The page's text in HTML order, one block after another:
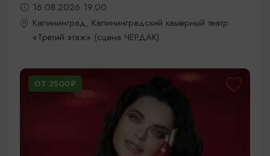
16.08.2026 19.00
Калининград, Калининградский камерный театр
«Третий этаж» (сцена ЧЕРДАК)
ОТ 2500₽